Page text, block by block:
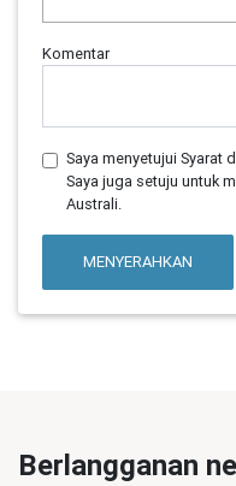
Komentar
Saya menyetujui Syarat
Saya juga setuju untuk
Australi.
MENYERAHKAN
Berlangganan